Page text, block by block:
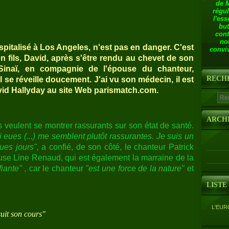
à Los Angeles, n'est pas en danger. C'est
fils, David, après s'être rendu au chevet de son
en compagnie de l'épouse du chanteur,
se réveille doucement. J'ai vu son médecin, il est
Hallyday au site Web parismatch.com.
se montrer rassurants sur son état de santé.
(...) me semblent plutôt rassurantes. Je suis un
jours", a confié, de son côté, le chanteur Patrick
Line Renaud, qui est également la marraine de la
, car le chanteur "est une force de la nature" et
son cours"
de
LISTE